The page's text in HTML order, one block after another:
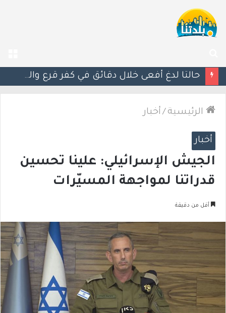
عن
مصرع الفتى محمد جمعة القرناوي (17 عامًا) في حادث سير مروّع في عرعرة النقب
الرئيسية / أخبار
أخبار
الجيش الإسرائيلي: علينا تحسين
قدراتنا لمواجهة المسيّرات
أقل من دقيقة